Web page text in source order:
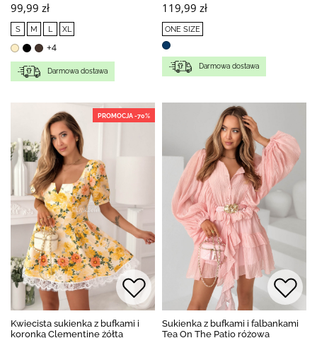
99,99 zł
S M L XL
+4
Darmowa dostawa
119,99 zł
ONE SIZE
Darmowa dostawa
PROMOCJA -70%
Kwiecista sukienka z bufkami i
koronką Clementine żółta
Sukienka z bufkami i falbankami
Tea On The Patio różowa